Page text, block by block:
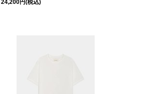
24,200円(税込)